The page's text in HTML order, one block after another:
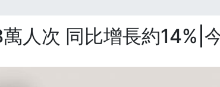
人次 同比增長約14%|